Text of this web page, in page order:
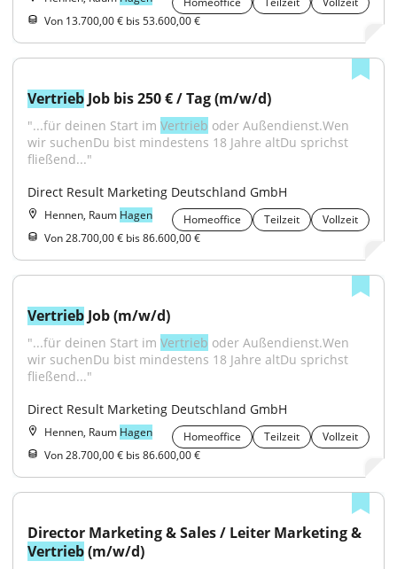
Von 13.700,00 € bis 53.600,00 €
Vertrieb Job bis 250 € / Tag (m/w/d)
"...für deinen Start im Vertrieb oder Außendienst.Wen
wir suchenDu bist mindestens 18 Jahre altDu sprichst
fließend..."
Direct Result Marketing Deutschland GmbH
Hennen, Raum Hagen Homeoffice Teilzeit
Vollzeit
Von 28.700,00 € bis 86.600,00 €
Vertrieb Job (m/w/d)
"...für deinen Start im Vertrieb oder Außendienst.Wen
wir suchenDu bist mindestens 18 Jahre altDu sprichst
fließend..."
Direct Result Marketing Deutschland GmbH
Hennen, Raum Hagen Homeoffice Teilzeit
Vollzeit
Von 28.700,00 € bis 86.600,00 €
Vertrieb (m/w/d)